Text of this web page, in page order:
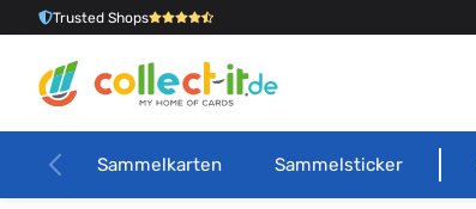
Trusted Shops
Sammelkarten Sammelsticker